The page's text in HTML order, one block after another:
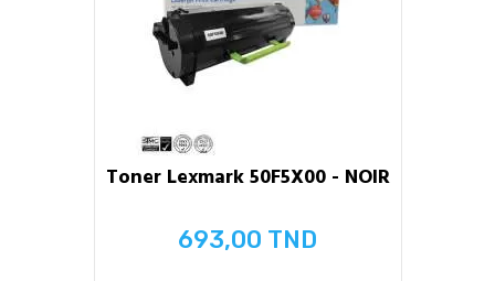
Toner Lexmark 50F5X00 - NOIR
Prix
693,00 TND